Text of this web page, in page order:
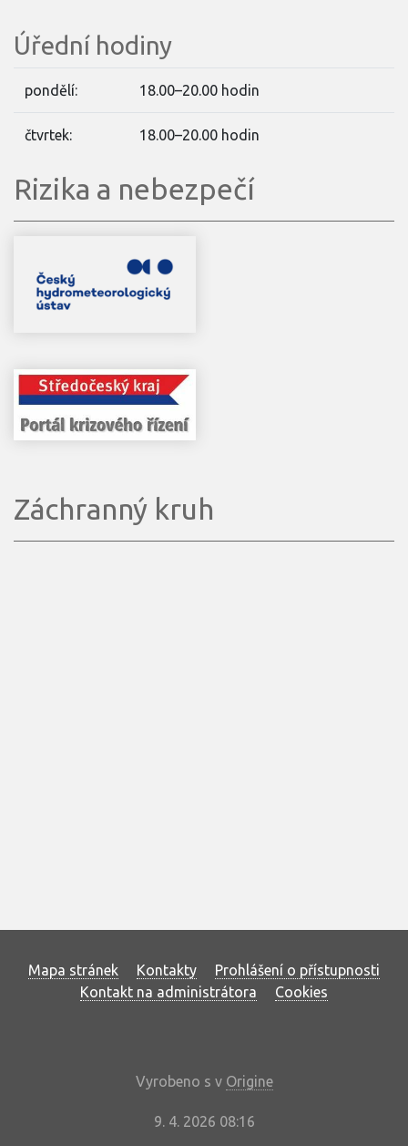
Úřední hodiny
pondělí: 18.00–20.00 hodin
čtvrtek: 18.00–20.00 hodin
Rizika a nebezpečí
Záchranný kruh
Mapa stránek Kontakty
Prohlášení o přístupnosti
Kontakt na administrátora
Cookies
Vyrobeno s v Origine
9. 4. 2026 08:16